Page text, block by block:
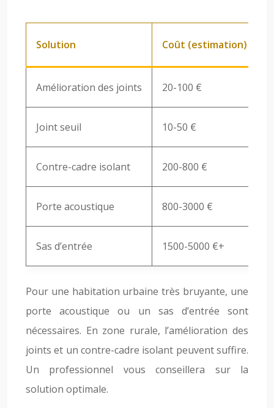
Solution Coût (estimation)
Amélioration des joints 20-100 €
Joint seuil 10-50 €
Contre-cadre isolant 200-800 €
Porte acoustique 800-3000 €
Sas d’entrée 1500-5000 €+
Pour une habitation urbaine très bruyante, une
porte acoustique ou un sas d’entrée sont
nécessaires. En zone rurale, l’amélioration des
joints et un contre-cadre isolant peuvent suffire.
Un professionnel vous conseillera sur la
solution optimale.